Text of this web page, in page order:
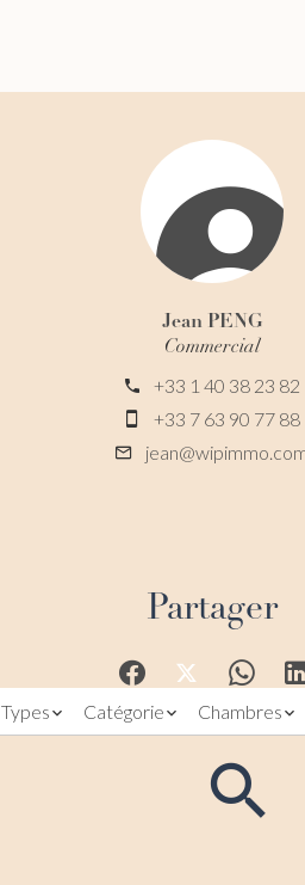
Jean PENG
Commercial
+33 1 40 38 23 82
+33 7 63 90 77 88
Partager
Types Catégorie Chambres